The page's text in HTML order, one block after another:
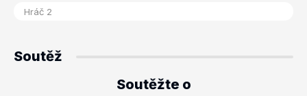
Soutěž
Soutěžte o